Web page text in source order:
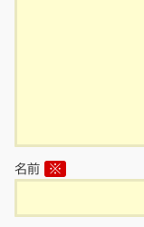
名前 ※